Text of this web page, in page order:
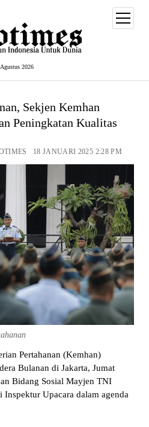
2026
open
menu
Sekjen Kemhan
Peningkatan Kualitas
18 JANUARI 2025 2:28 PM
Pertahanan (Kemhan)
Bulanan di Jakarta, Jumat
Bidang Sosial Mayjen TNI
Inspektur Upacara dalam agenda